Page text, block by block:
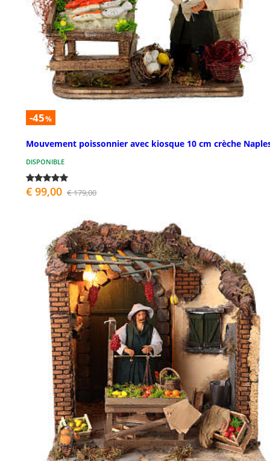
-45%
Mouvement poissonnier avec kiosque 10 cm crèche
DISPONIBLE
€ 99,00 € 179,00